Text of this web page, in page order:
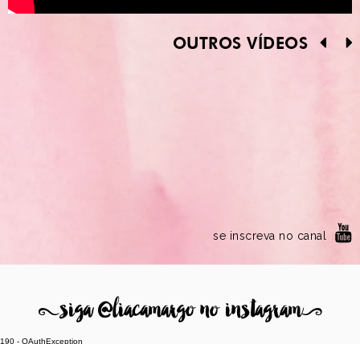
OUTROS VÍDEOS
se inscreva no canal
8siga @liacamargo no instagram9
190 - OAuthException